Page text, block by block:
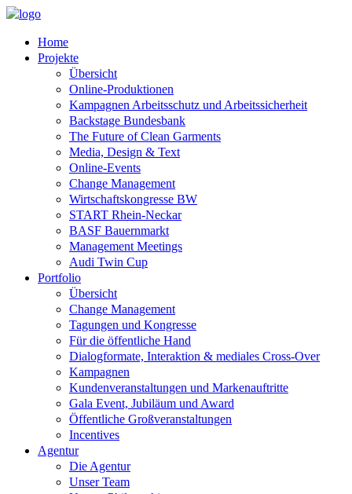
Home
Projekte
Übersicht
Online-Produktionen
Kampagnen Arbeitsschutz und Arbeitssicherheit
Backstage Bundesbank
The Future of Clean Garments
Media, Design & Text
Online-Events
Change Management
Wirtschaftskongresse BW
START Rhein-Neckar
BASF Bauernmarkt
Management Meetings
Audi Twin Cup
Portfolio
Übersicht
Change Management
Tagungen und Kongresse
Für die öffentliche Hand
Dialogformate, Interaktion & mediales Cross-Over
Kampagnen
Kundenveranstaltungen und Markenauftritte
Gala Event, Jubiläum und Award
Öffentliche Großveranstaltungen
Incentives
Agentur
Die Agentur
Unser Team